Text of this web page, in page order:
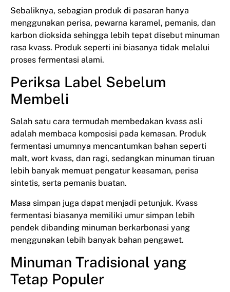
Sebaliknya, sebagian produk di pasaran hanya
menggunakan perisa, pewarna karamel, pemanis, dan
karbon dioksida sehingga lebih tepat disebut minuman
rasa kvass. Produk seperti ini biasanya tidak melalui
proses fermentasi alami.
Periksa Label Sebelum
Membeli
Salah satu cara termudah membedakan kvass asli
adalah membaca komposisi pada kemasan. Produk
fermentasi umumnya mencantumkan bahan seperti
malt, wort kvass, dan ragi, sedangkan minuman tiruan
lebih banyak memuat pengatur keasaman, perisa
sintetis, serta pemanis buatan.
Masa simpan juga dapat menjadi petunjuk. Kvass
fermentasi biasanya memiliki umur simpan lebih
pendek dibanding minuman berkarbonasi yang
menggunakan lebih banyak bahan pengawet.
Minuman Tradisional yang
Tetap Populer